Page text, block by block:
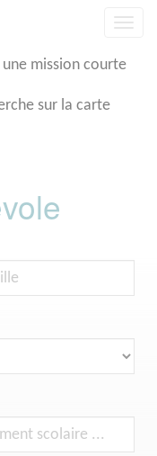
mission courte
sur la carte